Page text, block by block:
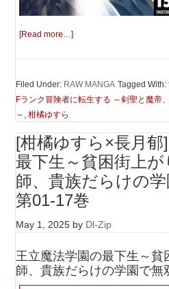
[Read more…]
Filed Under: RAW MANGA Tagged With:
Fランク冒険者に転生する ～剣聖と魔帝
～ ,柑橘ゆすら
[柑橘ゆすら×長月郁
最下生～貧困街上
師、貴族だらけの
第01-17巻
May 1, 2025 by Dl-Zip
王立魔法学園の最下生～貧
師、貴族だらけの学園で無